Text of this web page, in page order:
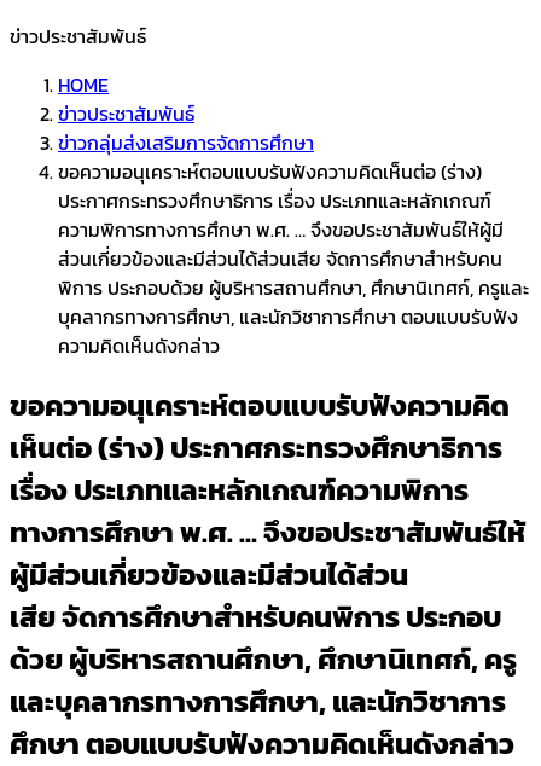
ข่าวประชาสัมพันธ์
HOME
ข่าวประชาสัมพันธ์
ข่าวกลุ่มส่งเสริมการจัดการศึกษา
ขอความอนุเคราะห์ตอบแบบรับฟังความคิดเห็นต่อ (ร่าง)
ประกาศกระทรวงศึกษาธิการ เรื่อง ประเภทและหลักเกณฑ์
ความพิการทางการศึกษา พ.ศ. … จึงขอประชาสัมพันธ์ให้ผู้มี
ส่วนเกี่ยวข้องและมีส่วนได้ส่วนเสีย จัดการศึกษาสำหรับคน
พิการ ประกอบด้วย ผู้บริหารสถานศึกษา, ศึกษานิเทศก์, ครูและ
บุคลากรทางการศึกษา, และนักวิชาการศึกษา ตอบแบบรับฟัง
ความคิดเห็นดังกล่าว
ขอความอนุเคราะห์ตอบแบบรับฟังความคิด
เห็นต่อ (ร่าง) ประกาศกระทรวงศึกษาธิการ
เรื่อง ประเภทและหลักเกณฑ์ความพิการ
ทางการศึกษา พ.ศ. … จึงขอประชาสัมพันธ์ให้
ผู้มีส่วนเกี่ยวข้องและมีส่วนได้ส่วน
เสีย จัดการศึกษาสำหรับคนพิการ ประกอบ
ด้วย ผู้บริหารสถานศึกษา, ศึกษานิเทศก์, ครู
และบุคลากรทางการศึกษา, และนักวิชาการ
ศึกษา ตอบแบบรับฟังความคิดเห็นดังกล่าว